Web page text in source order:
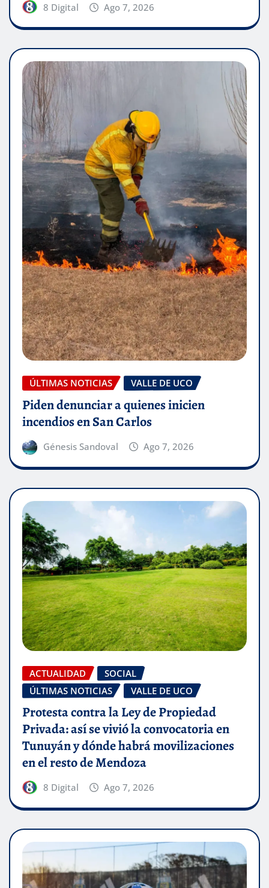
8 Digital Ago 7, 2026
ÚLTIMAS NOTICIAS VALLE DE UCO
Piden denunciar a quienes inicien
incendios en San Carlos
Génesis Sandoval Ago 7, 2026
ACTUALIDAD
SOCIAL
ÚLTIMAS NOTICIAS
VALLE DE UCO
Protesta contra la Ley de Propiedad
Privada: así se vivió la convocatoria en
Tunuyán y dónde habrá movilizaciones
en el resto de Mendoza
8 Digital Ago 7, 2026